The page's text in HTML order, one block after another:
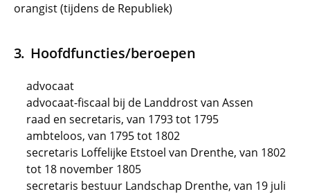
orangist (tijdens de Republiek)
Hoofdfuncties/beroepen
advocaat
advocaat-fiscaal bij de Landdrost van Assen
raad en secretaris, van 1793 tot 1795
ambteloos, van 1795 tot 1802
secretaris Loffelijke Etstoel van Drenthe, van 1802
tot 18 november 1805
secretaris bestuur Landschap Drenthe, van 19 juli